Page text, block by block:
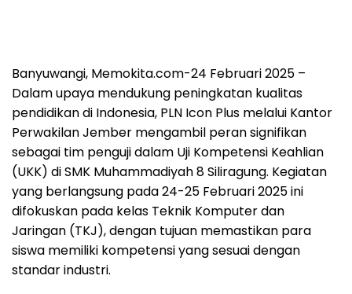
Banyuwangi, Memokita.com-24 Februari 2025 –
Dalam upaya mendukung peningkatan kualitas
pendidikan di Indonesia, PLN Icon Plus melalui Kantor
Perwakilan Jember mengambil peran signifikan
sebagai tim penguji dalam Uji Kompetensi Keahlian
(UKK) di SMK Muhammadiyah 8 Siliragung. Kegiatan
yang berlangsung pada 24-25 Februari 2025 ini
difokuskan pada kelas Teknik Komputer dan
Jaringan (TKJ), dengan tujuan memastikan para
siswa memiliki kompetensi yang sesuai dengan
standar industri.